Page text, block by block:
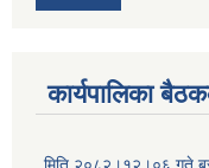
कार्यपालिका